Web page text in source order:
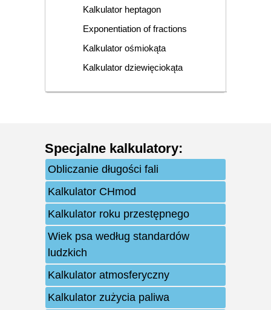
Kalkulator heptagon
Exponentiation of fractions
Kalkulator ośmiokąta
Kalkulator dziewięciokąta
Specjalne kalkulatory:
Obliczanie długości fali
Kalkulator CHmod
Kalkulator roku przestępnego
Wiek psa według standardów
ludzkich
Kalkulator atmosferyczny
Kalkulator zużycia paliwa